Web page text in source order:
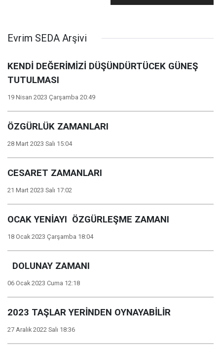
Evrim SEDA Arşivi
KENDİ DEĞERİMİZİ DÜŞÜNDÜRTÜCEK GÜNEŞ
TUTULMASI
19 Nisan 2023 Çarşamba 20:49
ÖZGÜRLÜK ZAMANLARI
28 Mart 2023 Salı 15:04
CESARET ZAMANLARI
21 Mart 2023 Salı 17:02
OCAK YENİAYI ÖZGÜRLEŞME ZAMANI
18 Ocak 2023 Çarşamba 18:04
DOLUNAY ZAMANI
06 Ocak 2023 Cuma 12:18
2023 TAŞLAR YERİNDEN OYNAYABİLİR
27 Aralık 2022 Salı 18:36